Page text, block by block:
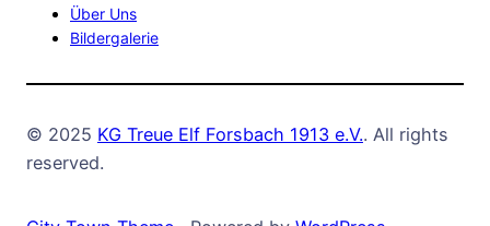
Über Uns
Bildergalerie
© 2025 KG Treue Elf Forsbach 1913 e.V.. All rights
reserved.